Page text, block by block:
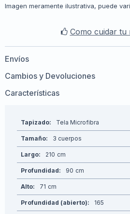
Imagen meramente ilustrativa, puede
Como cuidar tu
Envíos
Cambios y Devoluciones
Características
Tapizado Tela Microfibra
Tamaño 3 cuerpos
Largo 210
Profundidad 90
Alto 71
Profundidad (abierto) 165